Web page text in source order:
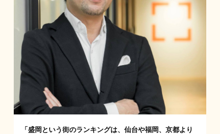
「盛岡という街のランキングは、仙台や福岡、京都より